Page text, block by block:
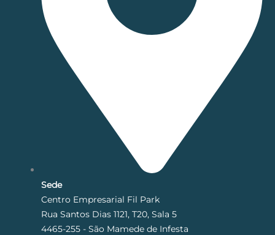
Sede
Centro Empresarial Fil Park
Rua Santos Dias 1121, T20, Sala 5
4465-255 - São Mamede de Infesta